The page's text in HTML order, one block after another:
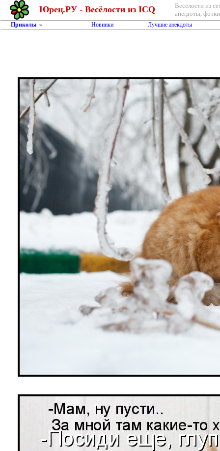
Юрец.РУ - Весёлости из ICQ
Весёлости из
анегдоты,
Приколы » Новинки Лучшие анекдоты